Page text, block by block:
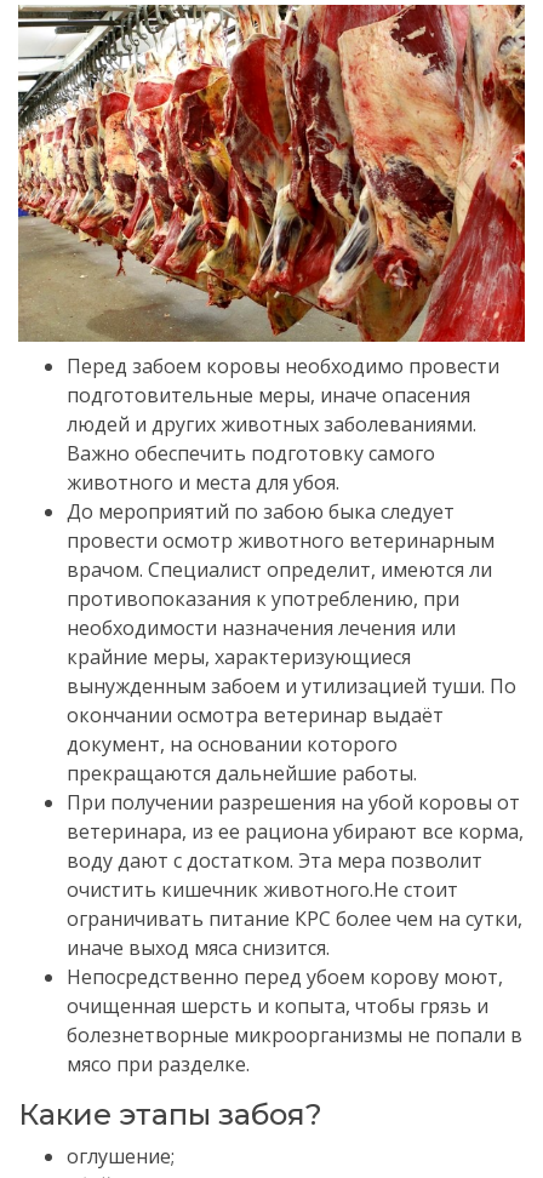
Перед забоем коровы необходимо провести
подготовительные меры, иначе опасения
людей и других животных заболеваниями.
Важно обеспечить подготовку самого
животного и места для убоя.
До мероприятий по забою быка следует
провести осмотр животного ветеринарным
врачом. Специалист определит, имеются ли
противопоказания к употреблению, при
необходимости назначения лечения или
крайние меры, характеризующиеся
вынужденным забоем и утилизацией туши. По
окончании осмотра ветеринар выдаёт
документ, на основании которого
прекращаются дальнейшие работы.
При получении разрешения на убой коровы от
ветеринара, из ее рациона убирают все корма,
воду дают с достатком. Эта мера позволит
очистить кишечник животного.Не стоит
ограничивать питание КРС более чем на сутки,
иначе выход мяса снизится.
Непосредственно перед убоем корову моют,
очищенная шерсть и копыта, чтобы грязь и
болезнетворные микроорганизмы не попали в
мясо при разделке.
Какие этапы забоя?
оглушение;